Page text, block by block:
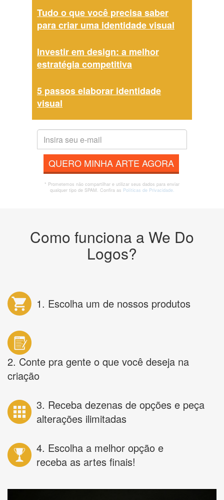
Tudo o que você precisa saber
para criar uma identidade visual
Investir em design: a melhor
estratégia competitiva
5 passos elaborar identidade
visual
QUERO MINHA ARTE AGORA
* Prometemos não compartilhar e utilizar seus dados para enviar
qualquer tipo de SPAM. Confira as Políticas de Privacidade.
Como funciona a We Do
Logos?
1. Escolha um de nossos produtos
2. Conte pra gente o que você deseja na
criação
3. Receba dezenas de opções e peça
alterações ilimitadas
4. Escolha a melhor opção e
receba as artes finais!